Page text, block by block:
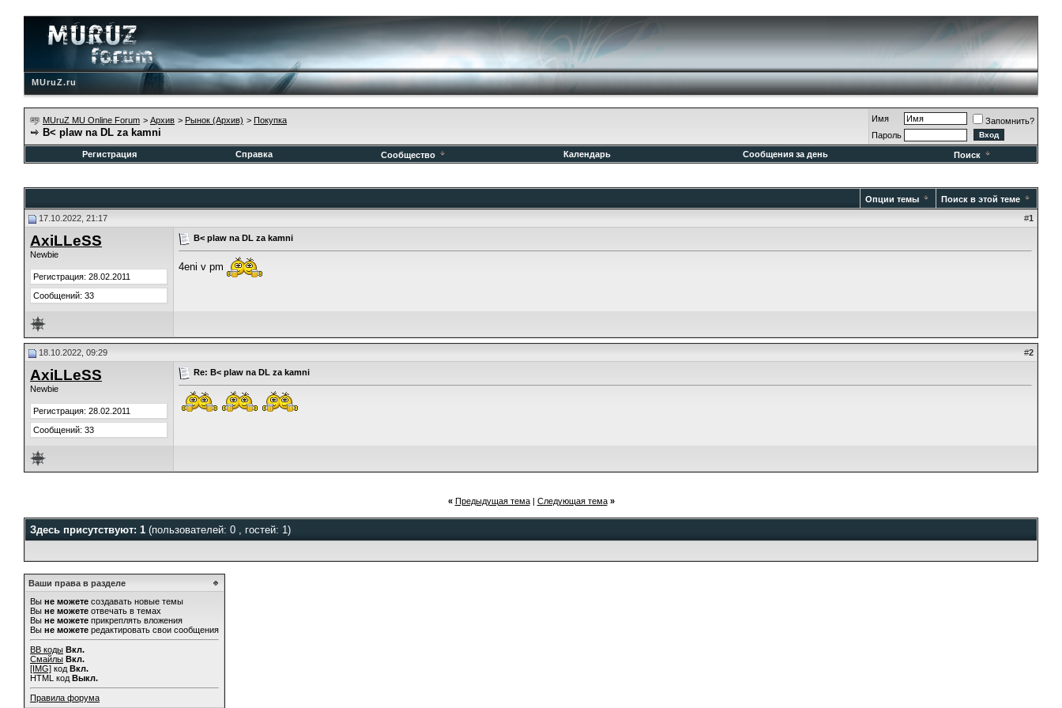
MUruZ.ru
MUruZ MU Online Forum > Архив > Рынок (Архив) > Покупка
B< plaw na DL za kamni
Имя
Запомнить?
Пароль
Регистрация
Справка Сообщество Календарь Сообщения за день Поиск
Опции темы
Поиск в этой теме
17.10.2022, 21:17
#1
AxiLLeSS
Newbie
Регистрация: 28.02.2011
Сообщений: 33
B< plaw na DL za kamni
4eni v pm
18.10.2022, 09:29 #2
AxiLLeSS
Newbie
Регистрация: 28.02.2011
Сообщений: 33
Re: B< plaw na DL za kamni
« Предыдущая тема| Следующая тема »
Здесь присутствуют: 1 (пользователей: 0 , гостей: 1)
Ваши права в разделе
Вы не можете создавать новые темы
Вы не можете отвечать в темах
Вы не можете прикреплять вложения
Вы не можете редактировать свои сообщения
BB коды Вкл.
Смайлы Вкл.
[IMG] код Вкл.
HTML код Выкл.
Правила форума